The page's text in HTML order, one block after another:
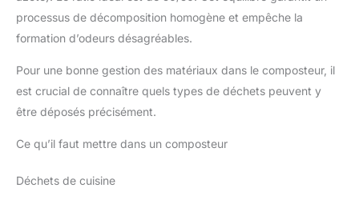
processus de décomposition homogène et empêche la
formation d’odeurs désagréables.
Pour une bonne gestion des matériaux dans le composteur, il
est crucial de connaître quels types de déchets peuvent y
être déposés précisément.
Ce qu’il faut mettre dans un composteur
Déchets de cuisine